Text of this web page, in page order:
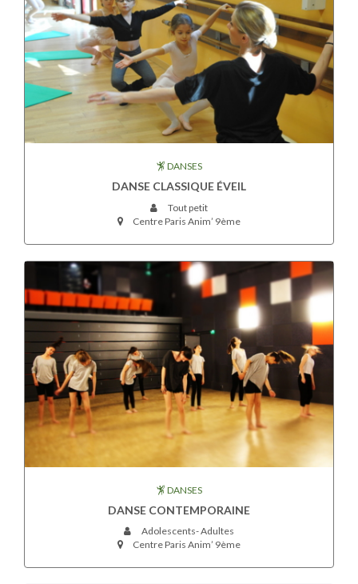
DANSES
DANSE CLASSIQUE ÉVEIL
Tout petit
Centre Paris Anim’ 9ème
DANSES
DANSE CONTEMPORAINE
Adolescents- Adultes
Centre Paris Anim’ 9ème